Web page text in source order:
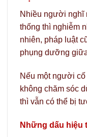
Nhiều người nghĩ
thống thì nghiễm
nhiên, pháp luật
phụng dưỡng
Nếu một người
không chăm sóc
thì vẫn có thể bị
Những dấu hiệu